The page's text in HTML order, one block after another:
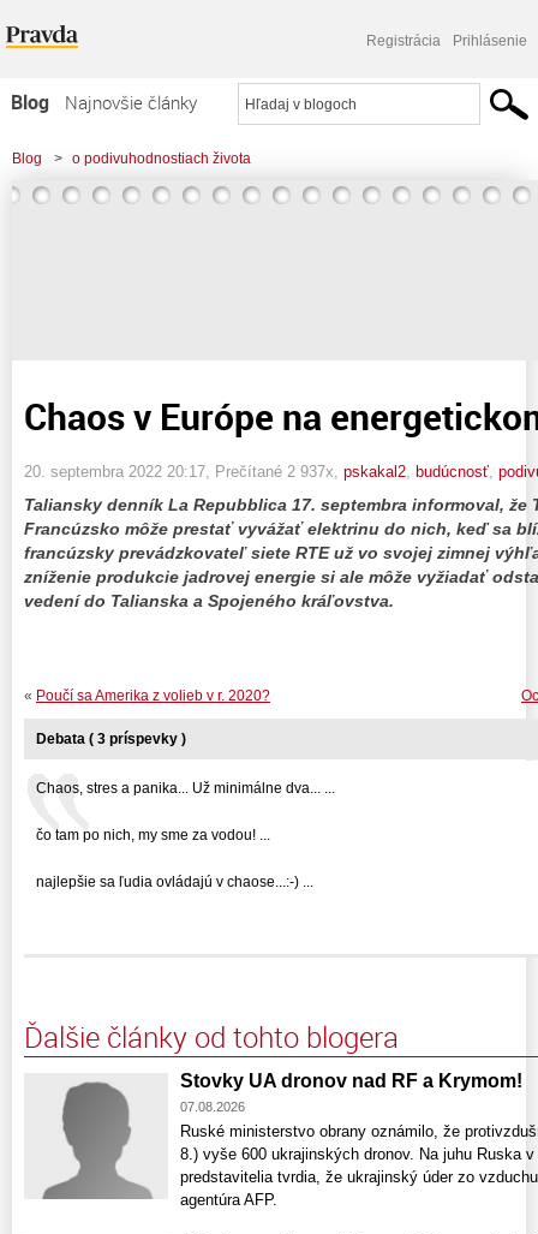
Registrácia Prihlásenie
Blog
Najnovšie články
Najčítanejšie články
Najkomentovanejšie články
Blog > o podivuhodnostiach života
> Chaos v Európe na energetickom fronte!
Chaos v Európe na
20. septembra 2022 20:17 , Prečítané 2 937x, pskakal2 budúcnosť
Taliansky denník La Repubblica 17. septembra informoval, že
Francúzsko môže prestať vyvážať elektrinu do nich, keď sa
francúzsky prevádzkovateľ siete RTE už vo svojej zimnej
zníženie produkcie jadrovej energie si ale môže vyžiadať
vedení do Talianska a Spojeného kráľovstva.
« Poučí sa Amerika z volieb v r. 2020?
Debata ( 3 príspevky )
Chaos, stres a panika... Už minimálne dva... ...
čo tam po nich, my sme za vodou! ...
najlepšie sa ľudia ovládajú v chaose...:-) ...
Ďalšie články od tohto blogera
Stovky UA dronov nad RF a Krymom!
07.08.2026
Ruské ministerstvo obrany oznámilo, že
8.) vyše 600 ukrajinských dronov. Na juhu Ruska
predstavitelia tvrdia, že ukrajinský úder zo
agentúra AFP.